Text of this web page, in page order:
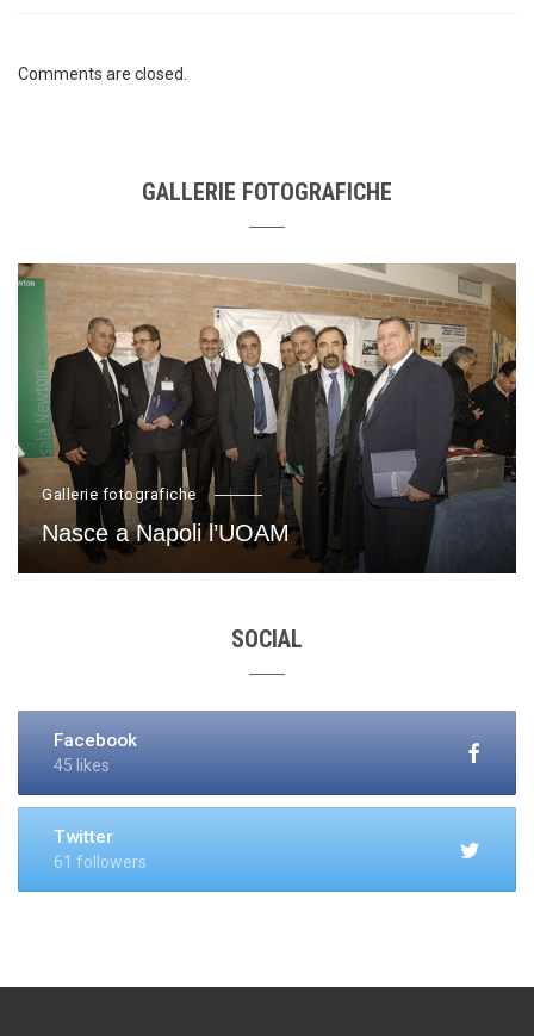
Comments are closed.
GALLERIE FOTOGRAFICHE
Gallerie fotografiche
Nasce a Napoli l’UOAM
SOCIAL
Facebook
45 likes
Twitter
61 followers